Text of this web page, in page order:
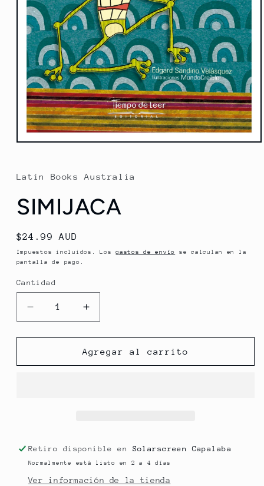
Abrir
1
en
ventana
modal
Latin Books Australia
SIMIJACA
Precio
habitual
$24.99 AUD
Impuestos incluidos. Losgastos de envío
se calculan en la
pantalla de pago.
Cantidad
Cantidad
Reducir
cantidad
para
Aumentar
cantidad
para
SIMIJACA
Agregar al carrito
Retiro disponible en Solarscreen Capalaba
Normalmente está listo en 2 a 4 días
Ver información de la tienda